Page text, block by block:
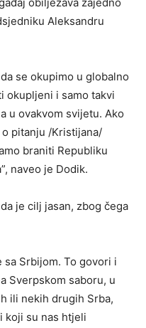
Aleksandru
se okupimo u globalno
okupljeni i samo takvi
u ovakvom svijetu. Ako
pitanju /Kristijana/
braniti Republiku
naveo je Dodik.
je cilj jasan, zbog čega
sa Srbijom. To govori i
Sverpskom saboru, u
ili nekih drugih Srba,
koji su nas htjeli